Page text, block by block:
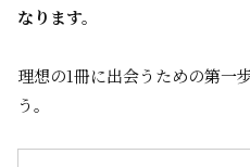
なります。
理想の1冊に出会うための第一
う。